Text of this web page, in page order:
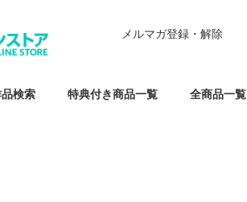
検索 特典付き商品一覧 全商品一覧
メルマガ登録・解除